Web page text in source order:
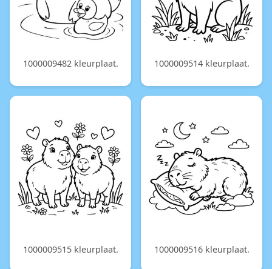
1000009482 kleurplaat. 1000009514 kleurplaat.
1000009515 kleurplaat. 1000009516 kleurplaat.